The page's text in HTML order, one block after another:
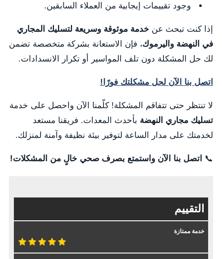
وجود تقييمات إيجابية من العملاء السابقين.
إذا كنت تبحث عن خدمة موثوقة وسريعة لتسليك المجاري
في النهضة واليرموك، فإن الاستعانة بشركة متخصصة تضمن
لك حل المشكلة دون تلف المواسير أو تكرار الانسدادات.
اتصل بنا الآن لحل مشكلتك فورًا!
لا تنتظر حتى تتفاقم المشكلة! كلّمنا الآن واحصل على خدمة
تسليك مجاري النهضة بأحدث المعدات. فريقنا مستعد
لخدمتك على مدار الساعة لتوفير بيئة نظيفة وآمنة لمنزلك.
📞 اتصل بنا الآن واستمتع بصرف صحي خالٍ من المشكلات!
التقييم
خدمة ممتازة